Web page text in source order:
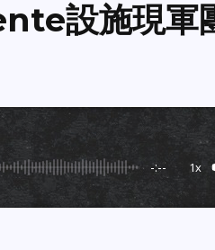
設施現軍
-:-- 1x